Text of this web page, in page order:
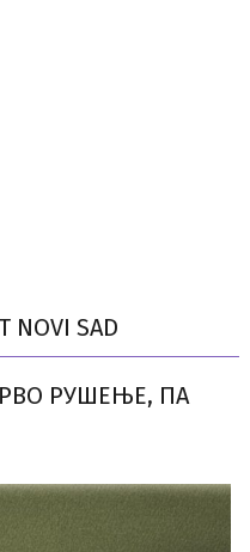
NOVI SAD
РУШЕЊЕ, ПА